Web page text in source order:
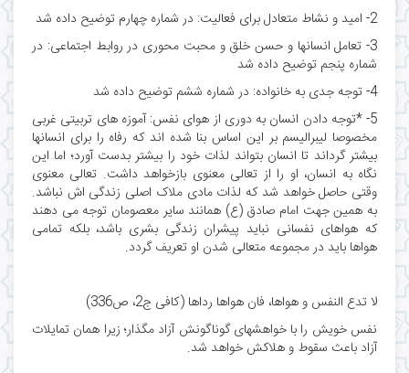
2- امید و نشاط متعادل برای فعالیت: در شماره چهارم توضیح داده شد
3- تعامل انسانها و حسن خلق و محبت محوری در روابط اجتماعی: در
شماره پنجم توضیح داده شد
4- توجه جدی به خانواده: در شماره ششم توضیح داده شد
5- *توجه دادن انسان به دوری از هوای نفس: آموزه های تربیتی غربی
مخصوصا لیبرالیسم بر این اساس بنا شده اند که رفاه را برای انسانها
بیشتر گرداند تا انسان بتواند لذات خود را بیشتر بدست آورد؛ اما این
نگاه به انسان، او را از تعالی معنوی بازخواهد داشت. تعالی معنوی
وقتی حاصل خواهد شد که لذات مادی ملاک اصلی زندگی اش نباشد.
به همین جهت امام صادق (ع) همانند سایر معصومان توجه می دهند
که هواهای نفسانی نباید پیشران زندگی بشری باشد، بلکه تمامی
هواها باید در مجموعه متعالی شدن او تعریف گردد.
لا تدع النفس و هواها، فان هواها رداها (کافی ج2، ص336)
نفس خویش را با خواهشهای گوناگونش آزاد مگذار؛ زیرا همان تمایلات
آزاد باعث سقوط و هلاکش خواهد شد.